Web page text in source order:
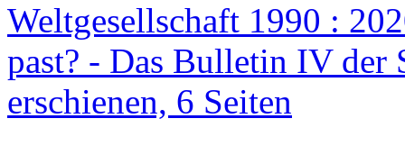
Weltgesellschaft 1990 :
past? - Das Bulletin IV der
erschienen, 6 Seiten